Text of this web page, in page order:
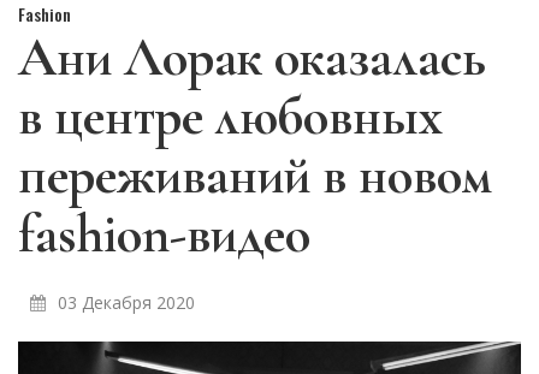
Fashion
Ани Лорак оказалась
в центре любовных
переживаний в новом
fashion-видео
03 Декабря 2020